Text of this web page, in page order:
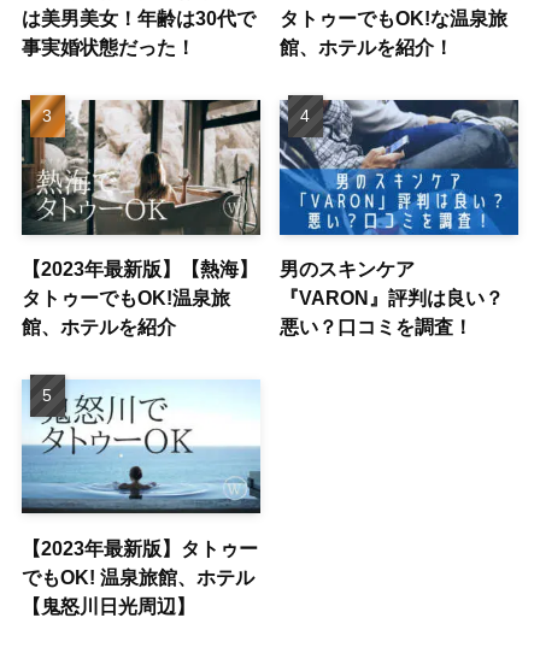
は美男美女！年齢は30代で
事実婚状態だった！
タトゥーでもOK!な温泉旅
館、ホテルを紹介！
【2023年最新版】【熱海】
タトゥーでもOK!温泉旅
館、ホテルを紹介
男のスキンケア
『VARON』評判は良い？
悪い？口コミを調査！
【2023年最新版】タトゥー
でもOK! 温泉旅館、ホテル
【鬼怒川日光周辺】